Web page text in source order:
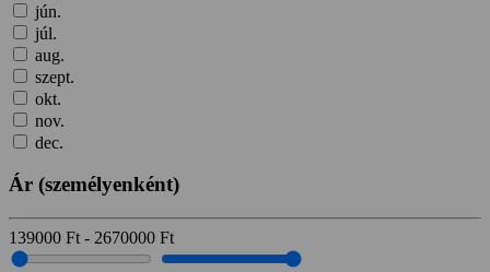
jún.
júl.
aug.
szept.
okt.
nov.
dec.
Ár (személyenként)
139000 Ft - 2670000 Ft